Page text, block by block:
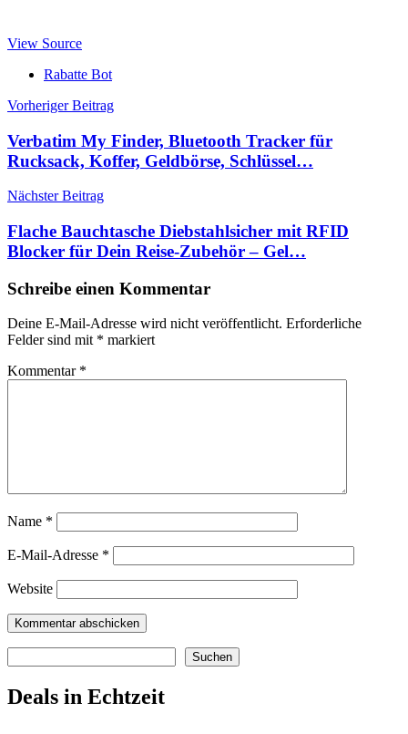
View Source
Rabatte Bot
Beitragsnavigation
Vorheriger Beitrag
Verbatim My Finder, Bluetooth Tracker für
Rucksack, Koffer, Geldbörse, Schlüssel…
Nächster Beitrag
Flache Bauchtasche Diebstahlsicher mit RFID
Blocker für Dein Reise-Zubehör – Gel…
Schreibe einen Kommentar
Deine E-Mail-Adresse wird nicht veröffentlicht. Erforderliche
Felder sind mit * markiert
Kommentar *
Name *
E-Mail-Adresse *
Website
Suchen
Deals in Echtzeit